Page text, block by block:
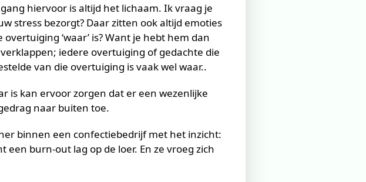
hiervoor is altijd het lichaam. Ik vraag je
stress bezorgt? Daar zitten ook altijd emoties
‘waar’ is? Want je hebt hem dan
iedere overtuiging of gedachte die
van die overtuiging is vaak wel waar..
is kan ervoor zorgen dat er een wezenlijke
naar buiten toe.
binnen een confectiebedrijf met het inzicht:
een burn-out lag op de loer. En ze vroeg zich